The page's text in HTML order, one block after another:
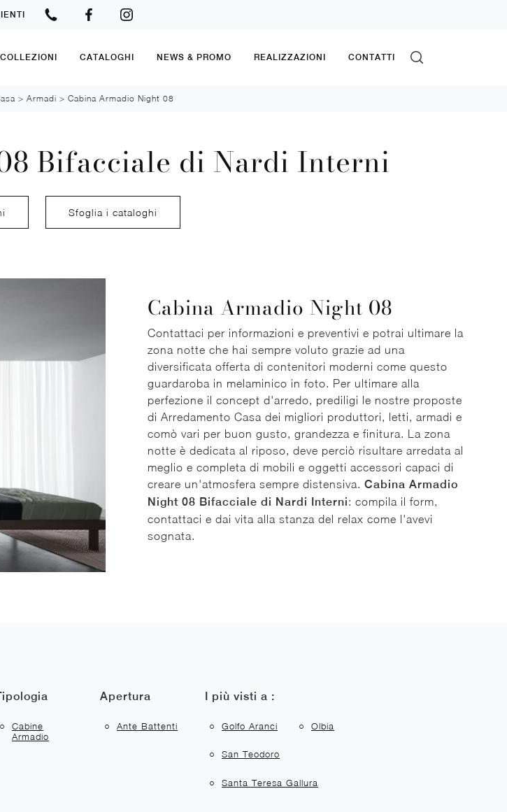
COLLEZIONI CATALOGHI NEWS & PROMO REALIZZAZIONI CONTATTI
> Armadi > Cabina Armadio Night 08
Bifacciale di Nardi Interni
Sfoglia i cataloghi
Cabina Armadio Night 08
Contattaci per informazioni e preventivi e potrai ultimare la
zona notte che hai sempre voluto grazie ad una
diversificata offerta di contenitori moderni come questo
guardaroba in melaminico in foto. Per ultimare alla
perfezione il concept d'arredo, prediligi le nostre proposte
di Arredamento Casa dei migliori produttori, letti, armadi e
comò vari per buon gusto, grandezza e finitura. La zona
notte è dedicata al riposo, deve perciò risultare arredata al
meglio e completa di mobili e oggetti accessori capaci di
creare un'atmosfera sempre distensiva. Cabina Armadio
Night 08 Bifacciale di Nardi Interni: compila il form,
contattaci e dai vita alla stanza del relax come l'avevi
sognata.
Cabine
Armadio
Apertura
Ante Battenti
I più visti a :
Golfo Aranci Olbia
San Teodoro
Santa Teresa Gallura